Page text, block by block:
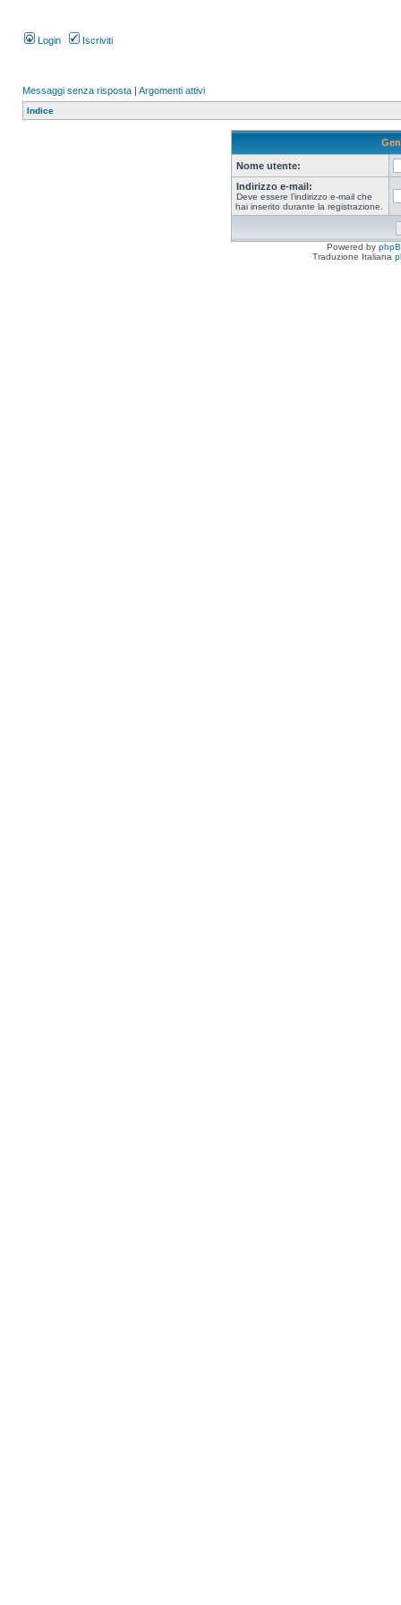
Login Iscriviti
Messaggi senza risposta | Argomenti attivi
Indice
Nome utente:
Indirizzo e-mail:
Deve essere l’indirizzo e-mail che
hai inserito durante la registrazione.
Powered by
Traduzione Italiana